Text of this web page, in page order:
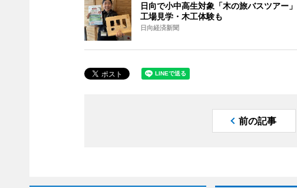
日向で小中高生対象「木の旅バスツアー」
工場見学・木工体験も
日向経済新聞
前の記事